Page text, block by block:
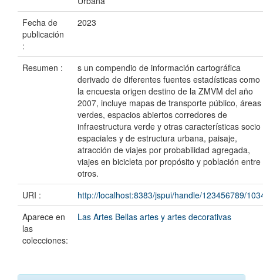
Fecha de
publicación
:
2023
Resumen :
s un compendio de información cartográfica
derivado de diferentes fuentes estadísticas como
la encuesta origen destino de la ZMVM del año
2007, incluye mapas de transporte público, áreas
verdes, espacios abiertos corredores de
infraestructura verde y otras características socio
espaciales y de estructura urbana, paisaje,
atracción de viajes por probabilidad agregada,
viajes en bicicleta por propósito y población entre
otros.
URI :
http://localhost:8383/jspui/handle/123456789/
Aparece en
las
colecciones:
Las Artes Bellas artes y artes decorativas